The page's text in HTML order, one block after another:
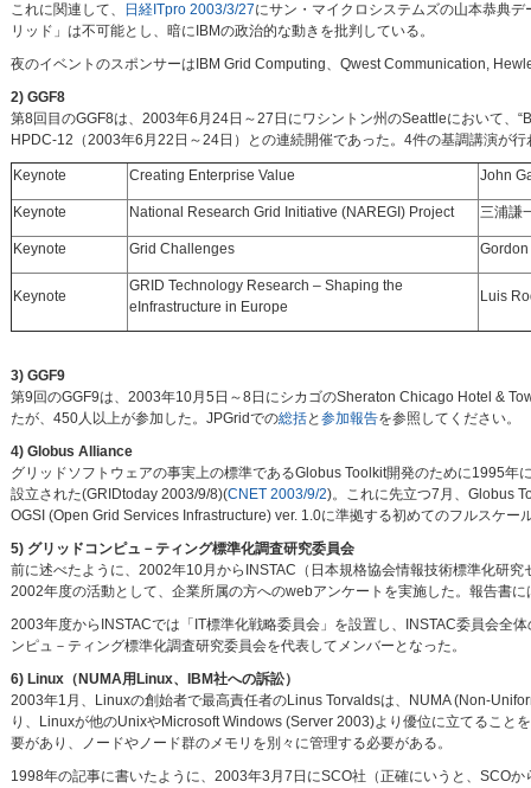
これに関連して、
日経ITpro 2003/3/27にサン・マイクロシステムズの山本恭典
リッド」は不可能とし、暗にIBMの政治的な動きを批判している。
夜のイベントのスポンサーはIBM Grid Computing、Qwest Communication,
2) GGF8
第8回目のGGF8は、2003年6月24日～27日にワシントン州のSeattleにおいて、
HPDC-12（2003年6月22日～24日）との連続開催であった。4件の基調講演が
Keynote Creating Enterprise Value John
Keynote National Research Grid Initiative (NAREGI) Project 三浦謙
Keynote Grid Challenges
Keynote
GRID Technology Research – Shaping the
eInfrastructure in Europe
Luis
3) GGF9
第9回のGGF9は、2003年10月5日～8日にシカゴのSheraton Chicago Hotel &
たが、450人以上が参加した。JPGridでの総括と 参加報告を参照してください。
4) Globus Alliance
グリッドソフトウェアの事実上の標準であるGlobus Toolkit開発のために1995
設立された(GRIDtoday 2003/9/8)(CNET 2003/9/2)。これに先立つ7月、Globus
OGSI (Open Grid Services Infrastructure) ver. 1.0に準拠する初めてのフルスケー
5) グリッドコンピュ－ティング標準化調査研究委員会
前に述べたように、2002年10月からINSTAC（日本規格協会情報技術標準化研
2002年度の活動として、企業所属の方へのwebアンケートを実施した。報告書
2003年度からINSTACでは「IT標準化戦略委員会」を設置し、INSTAC委員会全
ンピュ－ティング標準化調査研究委員会を代表してメンバーとなった。
6) Linux（NUMA用Linux、IBM社への訴訟）
2003年1月、Linuxの創始者で最高責任者のLinus Torvaldsは、NUMA (Non-
り、Linuxが他のUnixやMicrosoft Windows (Server 2003)より優位に立てること
要があり、ノードやノード群のメモリを別々に管理する必要がある。
1998年の記事に書いたように、2003年3月7日にSCO社（正確にいうと、SCO